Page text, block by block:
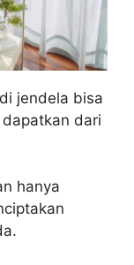
jendela bisa
dari
hanya